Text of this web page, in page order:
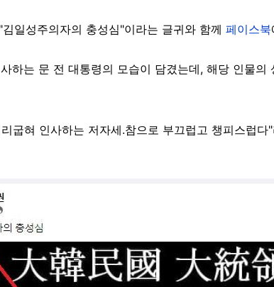
일성주의자의 충성심"이라는 글귀와 함께 페이스북
하는 문 전 대통령의 모습이 담겼는데, 해당 인물의
굽혀 인사하는 저자세.참으로 부끄럽고 챙피스럽다